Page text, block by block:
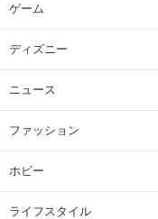
ゲーム
ディズニー
ニュース
ファッション
ホビー
ライフスタイル